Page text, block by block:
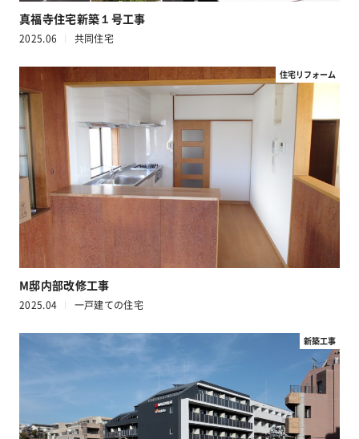
真福寺住宅新築１号工事
2025.06 共同住宅
住宅リフォーム
M邸内部改修工事
2025.04 一戸建ての住宅
新築工事